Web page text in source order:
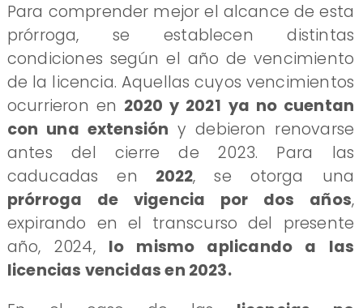
​Para comprender mejor el alcance de esta
prórroga, se establecen distintas
condiciones según el año de vencimiento
de la licencia. Aquellas cuyos vencimientos
ocurrieron en 2020 y 2021 ya no cuentan
con una extensión y debieron renovarse
antes del cierre de 2023. Para las
caducadas en 2022, se otorga una
prórroga de vigencia por dos años,
expirando en el transcurso del presente
año, 2024, lo mismo aplicando a las
licencias vencidas en 2023.